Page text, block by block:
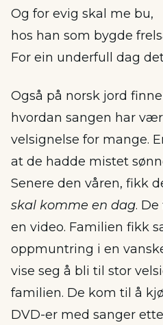
Og for evig skal me bu,
hos han som bygde
For ein underfull dag
Også på norsk jord
hvordan sangen har
velsignelse for mange.
at de hadde mistet
Senere den våren, fikk
skal komme en dag.
en video. Familien fikk
oppmuntring i en
vise seg å bli til stor
familien. De kom til å
DVD-er med sanger